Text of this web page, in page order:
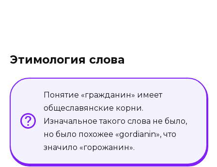
Этимология слова
Понятие «гражданин» имеет
общеславянские корни.
Изначальное такого слова не было,
но было похожее «gordianin», что
значило «горожанин».